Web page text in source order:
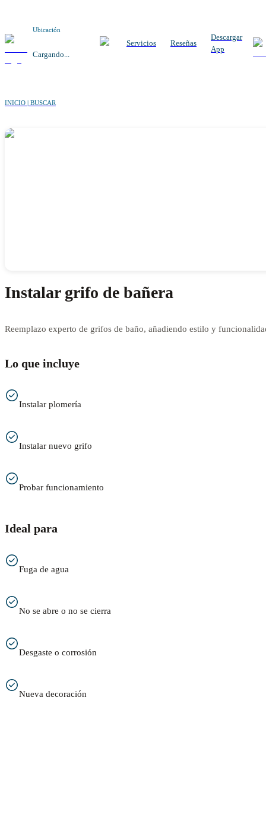
Ubicación
Cargando...
Servicios Reseñas
Descargar
App
INICIO | BUSCAR
Instalar grifo de bañera
Reemplazo experto de grifos de baño, añadiendo estilo y
Lo que incluye
Instalar plomería
Instalar nuevo grifo
Probar funcionamiento
Ideal para
Fuga de agua
No se abre o no se cierra
Desgaste o corrosión
Nueva decoración